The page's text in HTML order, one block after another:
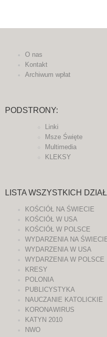
O nas
Kontakt
Archiwum wpłat
PODSTRONY:
Linki
Msze Święte
Multimedia
KLEKSY
LISTA WSZYSTKICH
KOŚCIÓŁ NA ŚWIECIE
KOŚCIÓŁ W USA
KOŚCIÓŁ W POLSCE
WYDARZENIA NA
WYDARZENIA W USA
WYDARZENIA W POLSCE
KRESY
POLONIA
PUBLICYSTYKA
NAUCZANIE KATOLICKIE
KORONAWIRUS
KATYN 2010
NWO